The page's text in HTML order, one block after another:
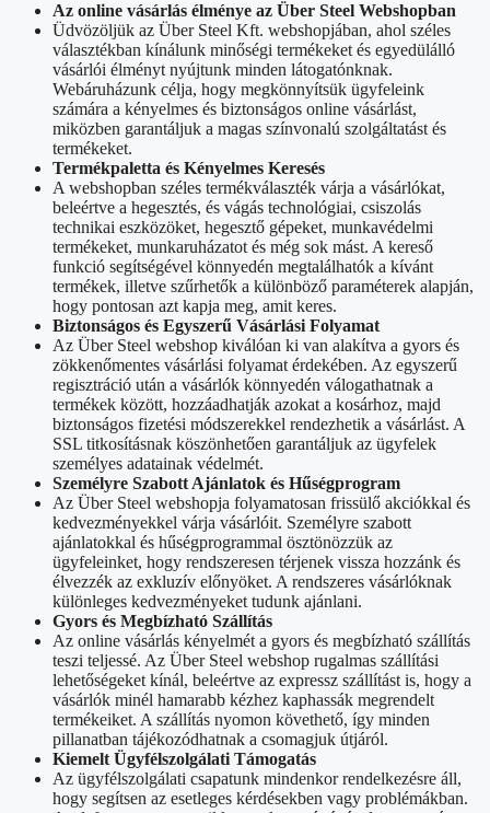
Az online vásárlás élménye az Über Steel Webshopban
Üdvözöljük az Über Steel Kft. webshopjában, ahol széles
választékban kínálunk minőségi termékeket és egyedülálló
vásárlói élményt nyújtunk minden látogatónknak.
Webáruházunk célja, hogy megkönnyítsük ügyfeleink
számára a kényelmes és biztonságos online vásárlást,
miközben garantáljuk a magas színvonalú szolgáltatást és
termékeket.
Termékpaletta és Kényelmes Keresés
A webshopban széles termékválaszték várja a vásárlókat,
beleértve a hegesztés, és vágás technológiai, csiszolás
technikai eszközöket, hegesztő gépeket, munkavédelmi
termékeket, munkaruházatot és még sok mást. A kereső
funkció segítségével könnyedén megtalálhatók a kívánt
termékek, illetve szűrhetők a különböző paraméterek alapján,
hogy pontosan azt kapja meg, amit keres.
Biztonságos és Egyszerű Vásárlási Folyamat
Az Über Steel webshop kiválóan ki van alakítva a gyors és
zökkenőmentes vásárlási folyamat érdekében. Az egyszerű
regisztráció után a vásárlók könnyedén válogathatnak a
termékek között, hozzáadhatják azokat a kosárhoz, majd
biztonságos fizetési módszerekkel rendezhetik a vásárlást. A
SSL titkosításnak köszönhetően garantáljuk az ügyfelek
személyes adatainak védelmét.
Személyre Szabott Ajánlatok és Hűségprogram
Az Über Steel webshopja folyamatosan frissülő akciókkal és
kedvezményekkel várja vásárlóit. Személyre szabott
ajánlatokkal és hűségprogrammal ösztönözzük az
ügyfeleinket, hogy rendszeresen térjenek vissza hozzánk és
élvezzék az exkluzív előnyöket. A rendszeres vásárlóknak
különleges kedvezményeket tudunk ajánlani.
Gyors és Megbízható Szállítás
Az online vásárlás kényelmét a gyors és megbízható szállítás
teszi teljessé. Az Über Steel webshop rugalmas szállítási
lehetőségeket kínál, beleértve az expressz szállítást is, hogy a
vásárlók minél hamarabb kézhez kaphassák megrendelt
termékeiket. A szállítás nyomon követhető, így minden
pillanatban tájékozódhatnak a csomagjuk útjáról.
Kiemelt Ügyfélszolgálati Támogatás
Az ügyfélszolgálati csapatunk mindenkor rendelkezésre áll,
hogy segítsen az esetleges kérdésekben vagy problémákban.